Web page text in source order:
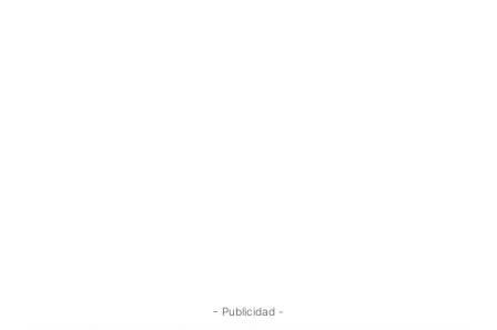
- Publicidad -